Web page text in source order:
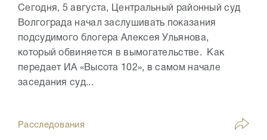
Сегодня, 5 августа, Центральный районный суд
Волгограда начал заслушивать показания
подсудимого блогера Алексея Ульянова,
который обвиняется в вымогательстве. Как
передает ИА «Высота 102», в самом начале
заседания суд...
Расследования